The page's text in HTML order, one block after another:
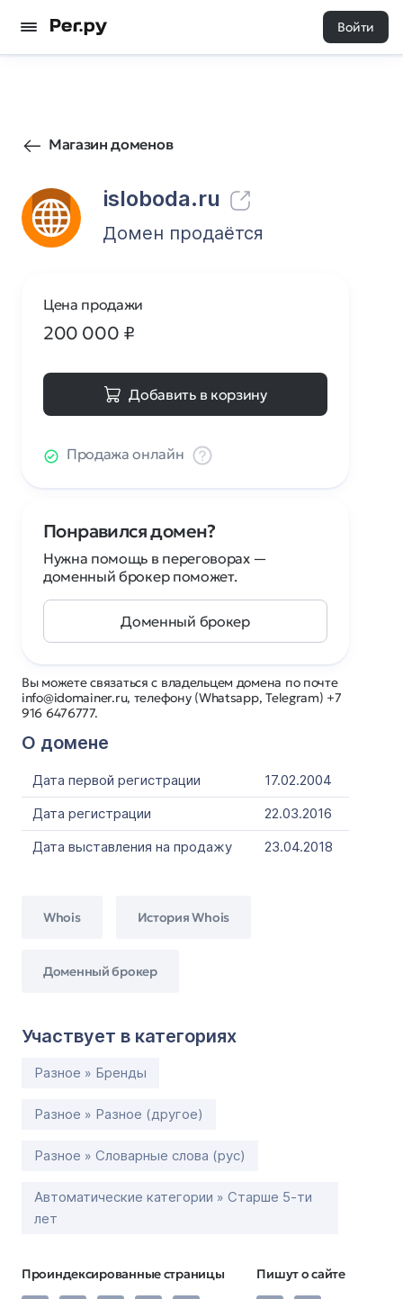
Войти
Магазин доменов
isloboda.ru
36 0
Домен продаётся
Вы можете связаться с владельцем домена по почте
info@idomainer.ru, телефону (Whatsapp, Telegram) +7
916 6476777.
О домене
Дата первой регистрации
17.02.2004
Дата регистрации
22.03.2016
Дата выставления на продажу
23.04.2018
Whois История Whois
Доменный брокер
Участвует в категориях
Разное » Бренды
Разное » Разное (другое)
Разное » Словарные слова (рус)
Автоматические категории » Старше 5-ти
лет
Проиндексированные страницы Пишут о сайте
Цена продажи
200 000 ₽
Добавить в корзину
Продажа онлайн
Понравился домен?
Нужна помощь в переговорах —
доменный брокер поможет.
Доменный брокер